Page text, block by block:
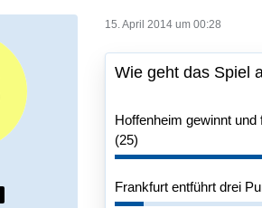
15. April 2014 um 00:28
Wie geht das Spiel
Hoffenheim gewinnt und
(25)
Frankfurt entführt drei